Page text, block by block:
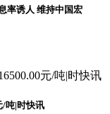
率诱人 维持中国宏
/吨|时快讯